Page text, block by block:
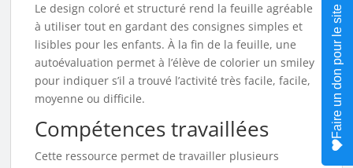
Le design coloré et structuré rend la feuille agréable
à utiliser tout en gardant des consignes simples et
lisibles pour les enfants. À la fin de la feuille, une
autoévaluation permet à l’élève de colorier un smiley
pour indiquer s’il a trouvé l’activité très facile, facile,
moyenne ou difficile.
Compétences travaillées
Cette ressource permet de travailler plusieurs
Faire un don pour le site